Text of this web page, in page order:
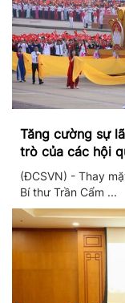
Tăng cường sự
trò của các hội
triển mới
(ĐCSVN) - Thay
Bí thư Trần Cẩm ...